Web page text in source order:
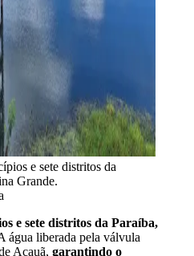
e sete distritos da
Grande.
e sete distritos da Paraíba,
água liberada pela válvula
Acauã, garantindo o